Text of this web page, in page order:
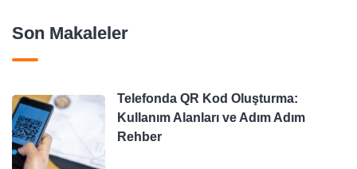
Son Makaleler
Telefonda QR Kod Oluşturma:
Kullanım Alanları ve Adım Adım
Rehber